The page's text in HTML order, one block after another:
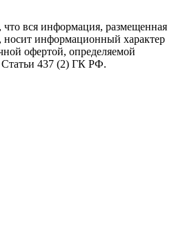
вся информация, размещенная
носит информационный характер
офертой, определяемой
437 (2) ГК РФ.